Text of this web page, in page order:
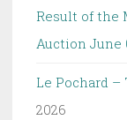
Result of the
Auction June
Le Pochard –
2026